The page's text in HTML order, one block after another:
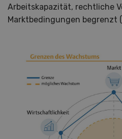
Arbeitskapazität, rechtliche
Marktbedingungen begrenzt